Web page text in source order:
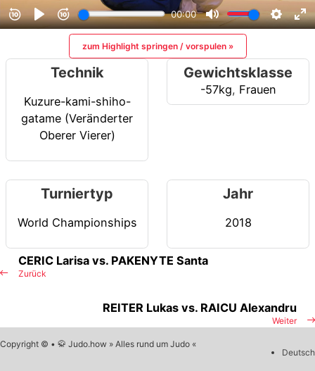
zum Highlight springen / vorspulen »
Technik
Kuzure-kami-shiho-
gatame (Veränderter
Oberer Vierer)
Gewichtsklasse
-57kg, Frauen
Turniertyp
World Championships
Jahr
2018
Zurück
CERIC Larisa vs. PAKENYTE Santa
Weiter
REITER Lukas vs. RAICU Alexandru
Copyright © • 🥋 Judo.how » Alles rund um Judo «
Deutsch